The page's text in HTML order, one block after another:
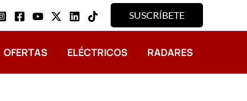
SUSCRÍBETE
OFERTAS ELÉCTRICOS RADARES